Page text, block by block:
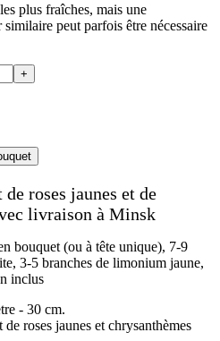
plus fraîches, mais une
peut parfois être nécessaire
+
roses jaunes et de
livraison à Minsk
bouquet (ou à tête unique), 7-9
3-5 branches de limonium jaune,
inclus
- 30 cm.
de roses jaunes et chrysanthèmes